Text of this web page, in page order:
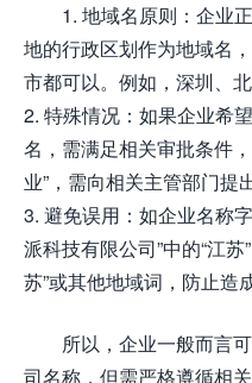
1. 地域名原则：企业
地的行政区划作为地域名
市都可以。例如，深圳、北
2. 特殊情况：如果企业希
名，需满足相关审批条件
业”，需向相关主管部门提
3. 避免误用：如企业名称
派科技有限公司”中的“江
苏”或其他地域词，防止造
所以，企业一般而言
司名称，但需严格遵循相